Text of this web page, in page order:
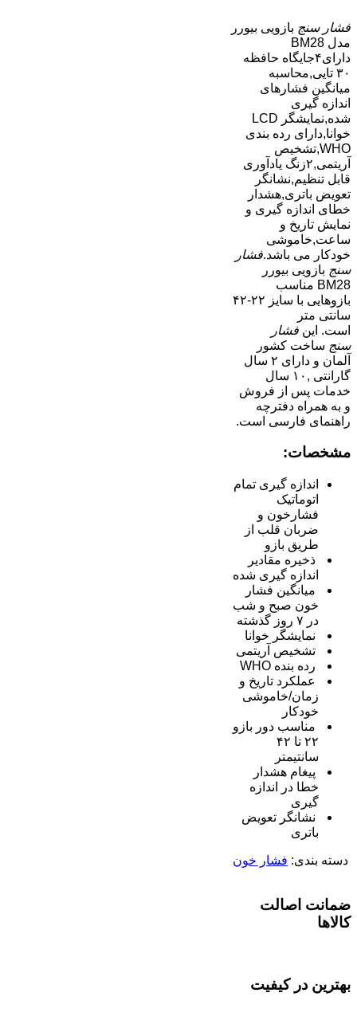
فشار سنج بازویی بیورر
مدل BM28
دارای۴جایگاه حافظه
۳۰ تایی,محاسبه
میانگین فشارهای
اندازه گیری
شده,نمایشگر LCD
خوانا,دارای رده بندی
WHO,تشخیص
آریتمی,۲زنگ یادآوری
قابل تنظیم,نشانگر
تعویض باتری,هشدار
خطای اندازه گیری و
نمایش تاریخ و
ساعت,خاموشی
خودکار می باشد.فشار
سنج بازویی بیورر
BM28 مناسب
بازوهایی با سایز ۲۲-۴۲
سانتی متر
است. این فشار
سنج ساخت کشور
آلمان و دارای ۲ سال
گارانتی ,۱۰ سال
خدمات پس از فروش
و به همراه دفترچه
راهنمای فارسی است.
مشخصات:
اندازه گیری تمام
اتوماتیک
فشارخون و
ضربان قلب از
طریق بازو
ذخیره مقادیر
اندازه گیری شده
میانگین فشار
خون صبح و شب
در ۷ روز گذشته
نمایشگر خوانا
تشخیص آریتمی
رده بنده WHO
عملکرد تاریخ و
زمان/خاموشی
خودکار
مناسب دور بازو
۲۲ تا ۴۲
سانتیمتر
پیغام هشدار
خطا در اندازه
گیری
نشانگر تعویض
باتری
دسته بندی: فشار خون
ضمانت اصالت
کالاها
بهترین در کیفیت